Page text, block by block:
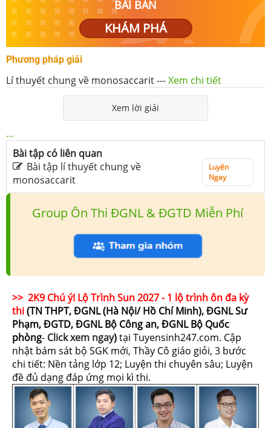
BÀI BẢN
KHÁM PHÁ
Phương pháp giải
Lí thuyết chung về monosaccarit---Xem chi tiết
Xem lời giải
...
Bài tập có liên quan
Bài tập lí thuyết chung về
monosaccarit
Luyện
Ngay
Group Ôn Thi ĐGNL & ĐGTD Miễn Phí
>> 2K9 Chú ý! Lộ Trình Sun 2027 - 1 lộ trình ôn đa kỳ
thi(TN THPT, ĐGNL (Hà Nội/ Hồ Chí Minh), ĐGNL Sư
Phạm, ĐGTD, ĐGNL Bộ Công an, ĐGNL Bộ Quốc
phòng- Click xem ngay)tại Tuyensinh247.com. Cập
nhật bám sát bộ SGK mới, Thầy Cô giáo giỏi, 3 bước
chi tiết: Nền tảng lớp 12; Luyện thi chuyên sâu; Luyện
đề đủ dạng đáp ứng mọi kì thi.